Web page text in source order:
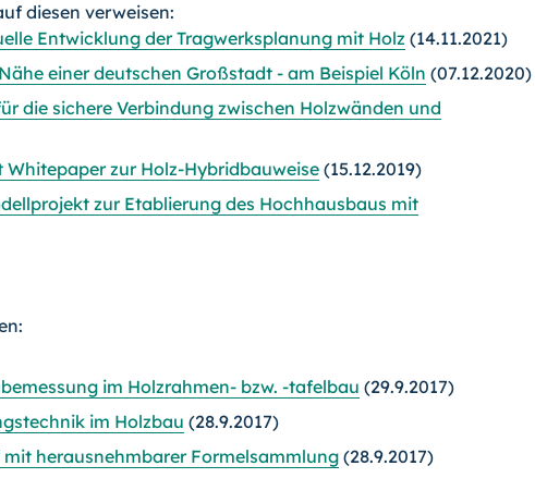
diesen verweisen:
Entwicklung der Tragwerksplanung mit Holz (14.11.2021)
einer deutschen Großstadt - am Beispiel Köln (07.12.2020)
die sichere Verbindung zwischen Holzwänden und
zur Holz-Hybridbauweise (15.12.2019)
zur Etablierung des Hochhausbaus mit
im Holzrahmen- bzw. -tafelbau (29.9.2017)
im Holzbau (28.9.2017)
mit herausnehmbarer Formelsammlung(28.9.2017)